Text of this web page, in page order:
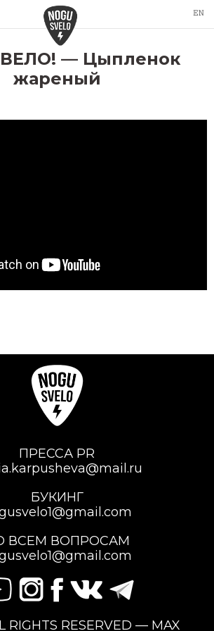
— Цыпленок
жареный
ПРЕССА PR
БУКИНГ
ВСЕМ ВОПРОСАМ
RIGHTS RESERVED — MAX